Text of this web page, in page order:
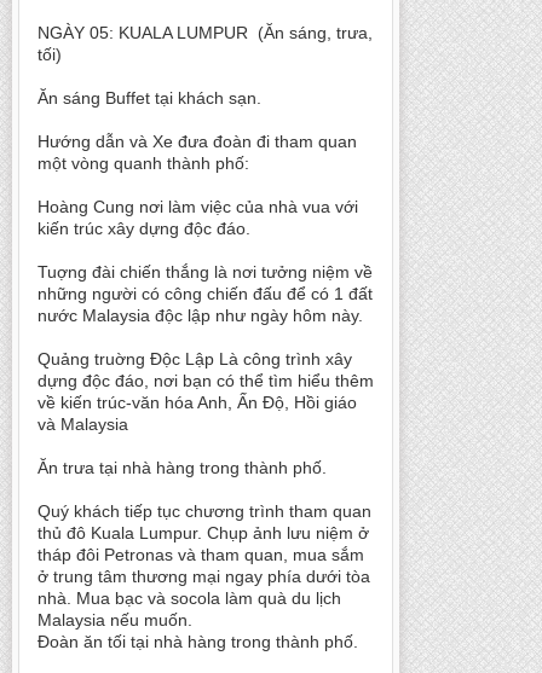
NGÀY 05: KUALA LUMPUR (Ăn sáng, trưa,
tối)
Ăn sáng Buffet tại khách sạn.
Hướng dẫn và Xe đưa đoàn đi tham quan
một vòng quanh thành phố:
Hoàng Cung nơi làm việc của nhà vua với
kiến trúc xây dựng độc đáo.
Tuợng đài chiến thắng là nơi tưởng niệm về
những người có công chiến đấu để có 1 đất
nước Malaysia độc lập như ngày hôm này.
Quảng truờng Độc Lập Là công trình xây
dựng độc đáo, nơi bạn có thể tìm hiểu thêm
về kiến trúc-văn hóa Anh, Ấn Độ, Hồi giáo
và Malaysia
Ăn trưa tại nhà hàng trong thành phố.
Quý khách tiếp tục chương trình tham quan
thủ đô Kuala Lumpur. Chụp ảnh lưu niệm ở
tháp đôi Petronas và tham quan, mua sắm
ở trung tâm thương mại ngay phía dưới tòa
nhà. Mua bạc và socola làm quà du lịch
Malaysia nếu muốn.
Đoàn ăn tối tại nhà hàng trong thành phố.